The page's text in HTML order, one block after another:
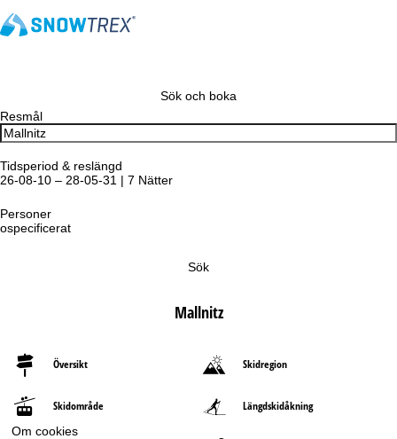
Om cookies
Sök och boka
Resmål
Tidsperiod & reslängd
26-08-10 – 28-05-31 | 7 Nätter
Personer
ospecificerat
Sök
Mallnitz
Översikt Skidregion
Skidområde Längdskidåkning